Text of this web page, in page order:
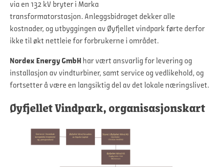
via en 132 kV bryter i Marka
transformatorstasjon. Anleggsbidraget dekker alle
kostnader, og utbyggingen av Øyfjellet vindpark førte derfor
ikke til økt nettleie for forbrukerne i området.
Nordex Energy GmbH har vært ansvarlig for levering og
installasjon av vindturbiner, samt service og vedlikehold, og
fortsetter å være en langsiktig del av det lokale næringslivet.
Øyfjellet Vindpark, organisasjonskart